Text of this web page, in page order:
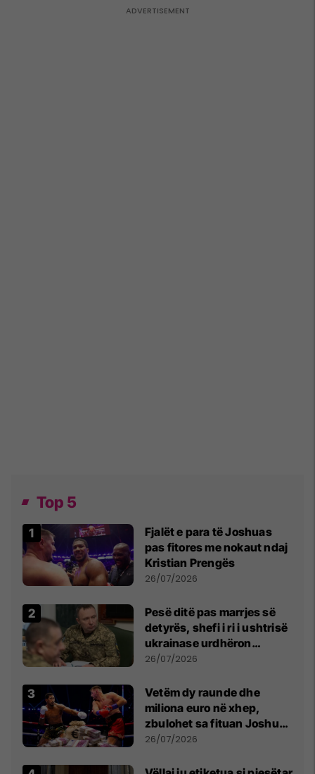
Top 5
Fjalët e para të Joshuas
pas fitores me nokaut ndaj
Kristian Prengës
26/07/2026
Pesë ditë pas marrjes së
detyrës, shefi i ri i ushtrisë
ukrainase urdhëron
kontroll të madh
26/07/2026
Vetëm dy raunde dhe
miliona euro në xhep,
zbulohet sa fituan Joshua
e Prenga
26/07/2026